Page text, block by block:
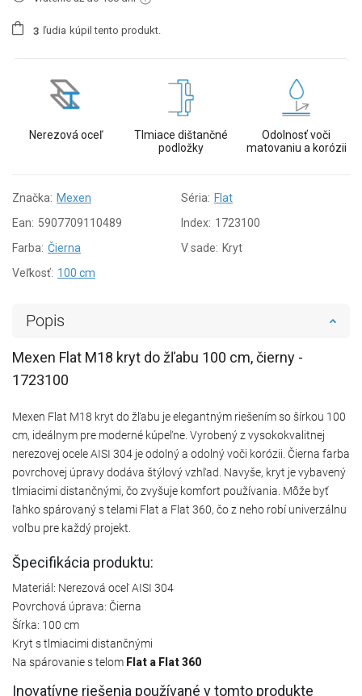
3 ľudia kúpil tento produkt.
Nerezová oceľ
Tlmiace dištančné
podložky
Odolnosť voči
matovaniu a korózii
Značka: Mexen Séria: Flat
Ean: 5907709110489 Index: 1723100
Farba: Čierna V sade: Kryt
Veľkosť: 100 cm
Popis
Mexen Flat M18 kryt do žľabu 100 cm, čierny -
1723100
Mexen Flat M18 kryt do žľabu je elegantným riešením so šírkou 100
cm, ideálnym pre moderné kúpeľne. Vyrobený z vysokokvalitnej
nerezovej ocele AISI 304 je odolný a odolný voči korózii. Čierna farba
povrchovej úpravy dodáva štýlový vzhľad. Navyše, kryt je vybavený
tlmiacimi distančnými, čo zvyšuje komfort používania. Môže byť
ľahko spárovaný s telami Flat a Flat 360, čo z neho robí univerzálnu
voľbu pre každý projekt.
Špecifikácia produktu:
Materiál: Nerezová oceľ AISI 304
Povrchová úprava: Čierna
Šírka: 100 cm
Kryt s tlmiacimi distančnými
Na spárovanie s telom Flat a Flat 360
Inovatívne riešenia používané v tomto produkte